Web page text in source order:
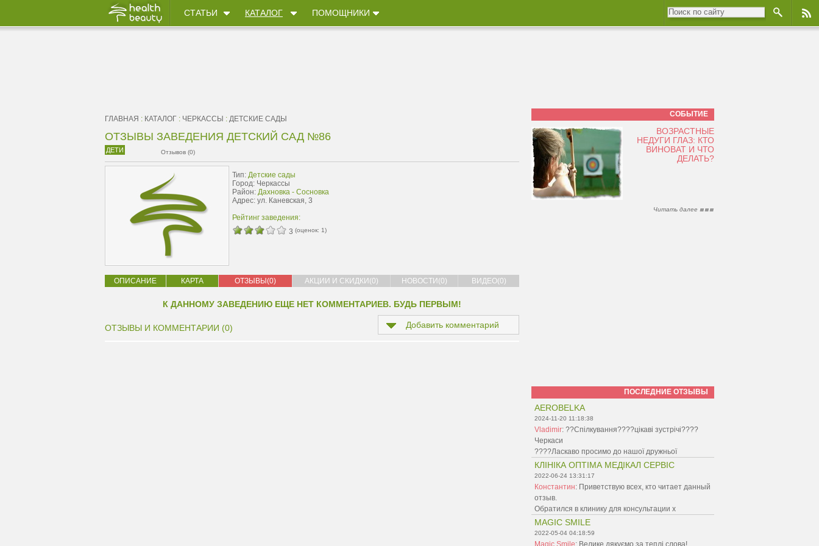
СТАТЬИ КАТАЛОГ ПОМОЩНИКИ
ГЛАВНАЯ : КАТАЛОГ : ЧЕРКАССЫ : ДЕТСКИЕ САДЫ
ОТЗЫВЫ ЗАВЕДЕНИЯ ДЕТСКИЙ САД №86
ДЕТИ Отзывов (0)
Тип: Детские сады
Город: Черкассы
Район: Дахновка - Сосновка
Адрес: ул. Каневская, 3
Рейтинг заведения:
3 (оценок: 1)
ОПИСАНИЕ КАРТА ОТЗЫВЫ(0) АКЦИИ И СКИДКИ(0) НОВОСТИ(0) ВИДЕО(0)
К ДАННОМУ ЗАВЕДЕНИЮ ЕЩЕ НЕТ КОММЕНТАРИЕВ. БУДЬ ПЕРВЫМ!
ОТЗЫВЫ И КОММЕНТАРИИ (0) Добавить комментарий
СОБЫТИЕ
ВОЗРАСТНЫЕ
НЕДУГИ ГЛАЗ: КТО
ВИНОВАТ И ЧТО
ДЕЛАТЬ?
Читать далее
ПОСЛЕДНИЕ ОТЗЫВЫ
AEROBELKA
2024-11-20 11:18:38
Vladimir: ??Спілкування????цікаві зустрічі????
Черкаси
????Ласкаво просимо до нашої дружньої
КЛІНІКА ОПТІМА МЕДІКАЛ СЕРВІС
2022-06-24 13:31:17
Константин: Приветствую всех, кто читает данный
отзыв.
Обратился в клинику для консультации х
MAGIC SMILE
2022-05-04 04:18:59
Magic Smile: Велике дякуємо за теплі слова!